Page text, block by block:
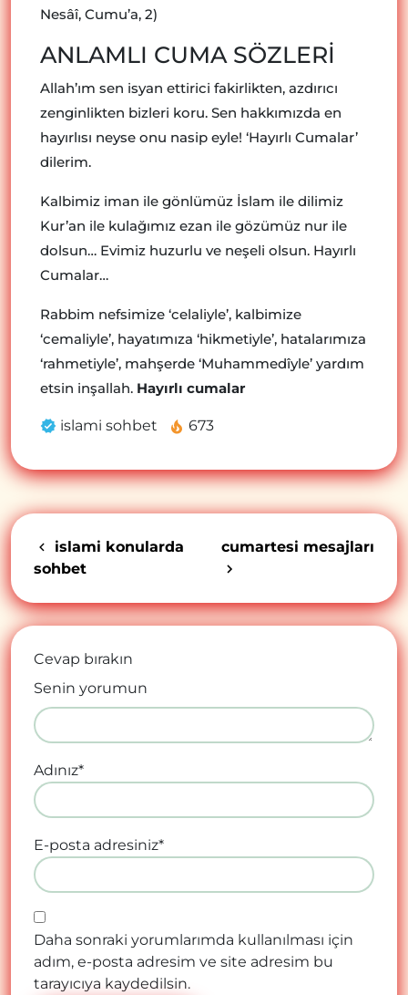
Nesâî, Cumu’a, 2)
ANLAMLI CUMA SÖZLERİ
Allah’ım sen isyan ettirici fakirlikten, azdırıcı
zenginlikten bizleri koru. Sen hakkımızda en
hayırlısı neyse onu nasip eyle! ‘Hayırlı Cumalar’
dilerim.
Kalbimiz iman ile gönlümüz İslam ile dilimiz
Kur’an ile kulağımız ezan ile gözümüz nur ile
dolsun… Evimiz huzurlu ve neşeli olsun. Hayırlı
Cumalar…
Rabbim nefsimize ‘celaliyle’, kalbimize
‘cemaliyle’, hayatımıza ‘hikmetiyle’, hatalarımıza
‘rahmetiyle’, mahşerde ‘Muhammedîyle’ yardım
etsin inşallah. Hayırlı cumalar
islami sohbet 673
islami konularda
sohbet
cumartesi mesajları
Cevap bırakın
Senin yorumun
Adınız*
E-posta adresiniz*
Daha sonraki yorumlarımda kullanılması için
adım, e-posta adresim ve site adresim bu
tarayıcıya kaydedilsin.